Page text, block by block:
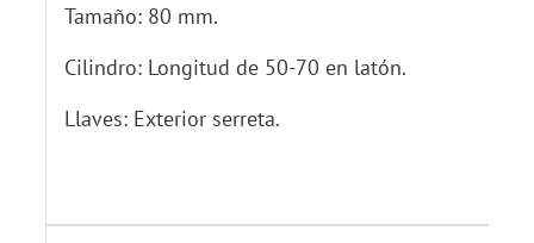
Tamaño: 80 mm.
Cilindro: Longitud de 50-70 en latón.
Llaves: Exterior serreta.